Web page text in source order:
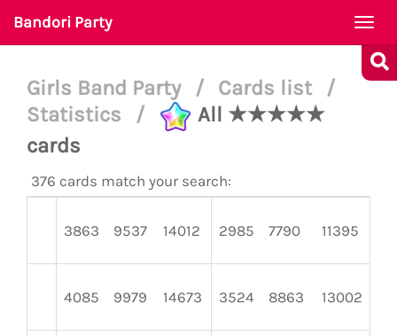
Bandori Party
Girls Band Party / Cards list
/
Statistics
/
All ★★★★★
cards
376 cards match your search:
3863 9537 14012 2985 7790 11395
4085 9979 14673 3524 8863 13002